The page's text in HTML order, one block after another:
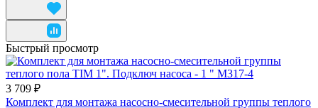
Быстрый просмотр
3 709 ₽
Комплект для монтажа насосно-смесительной группы теплого